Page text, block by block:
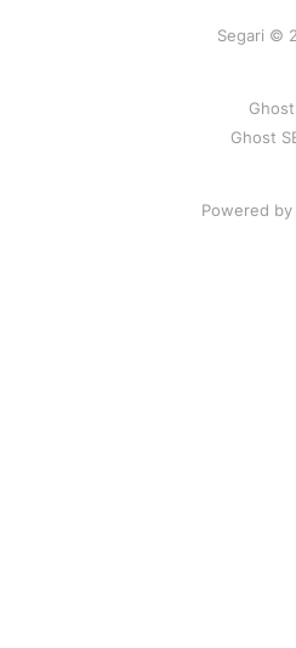
Segari ©
Ghost
Ghost
Powered